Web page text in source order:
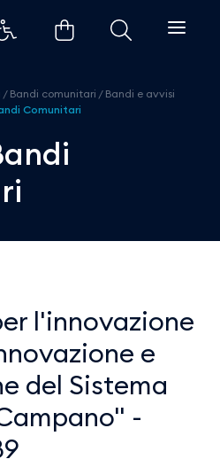
Comunitari -
/ Bandi comunitari / Bandi e avvisi
Comunitari
l'innovazione
e
del Sistema
-